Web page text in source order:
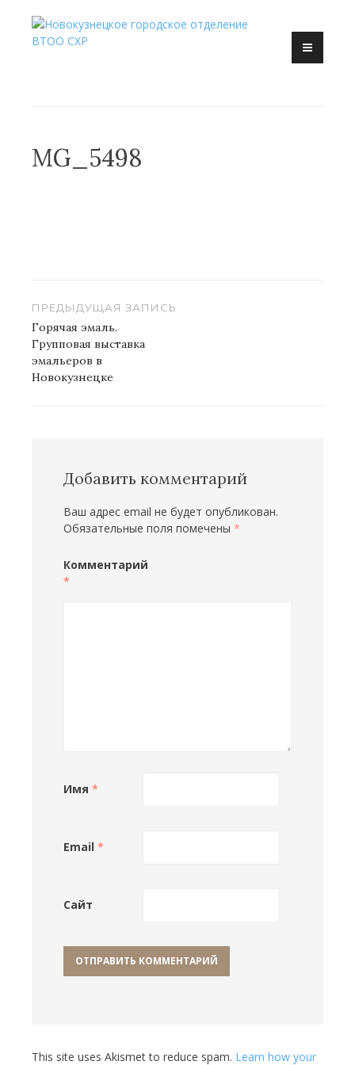
Перейти
MG_5498
Навигация
по
записям
ПРЕДЫДУЩАЯ ЗАПИСЬ
Горячая эмаль.
Групповая выставка
эмальеров в
Новокузнецке
Добавить комментарий
Ваш адрес email не будет опубликован.
Обязательные поля помечены *
Комментарий
*
Имя *
Email *
Сайт
This site uses Akismet to reduce spam. Learn how your